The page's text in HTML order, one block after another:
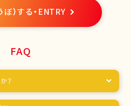
ぼ）する・ENTRY
FAQ
？